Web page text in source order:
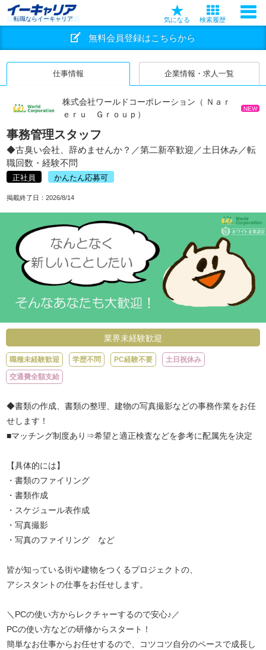
転職ならイーキャリア 気になる 検索履歴
無料会員登録はこちらから
仕事情報 企業情報・求人一覧
株式会社ワールドコーポレーション（ Ｎａｒ
ｅｒｕ Ｇｒｏｕｐ）
NEW
事務管理スタッフ
◆古臭い会社、辞めませんか？／第二新卒歓迎／土日休み／転
職回数・経験不問
正社員 かんたん応募可
掲載終了日： 2026/8/14
業界未経験歓迎
職種未経験歓迎 学歴不問 PC経験不要 土日祝休み
交通費全額支給
◆書類の作成、書類の整理、建物の写真撮影などの事務作業をお任
せします！
■マッチング制度あり⇒希望と適正検査などを参考に配属先を決定
【具体的には】
・書類のファイリング
・書類作成
・スケジュール表作成
・写真撮影
・写真のファイリング など
皆が知っている街や建物をつくるプロジェクトの、
アシスタントの仕事をお任せします。
＼PCの使い方からレクチャーするので安心♪／
PCの使い方などの研修からスタート！
簡単なお仕事からお任せするので、コツコツ自分のペースで成長し